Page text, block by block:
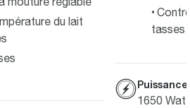
du lait
tasses
Puissance
1650